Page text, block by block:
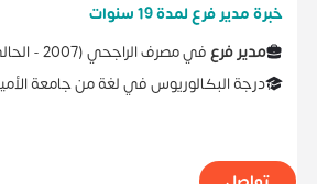
خبرة مدير فرع لمدة 19 سنوات
مدير فرعفيمصرف الراجحي(
2007 -
درجة البكالوريوسفيلغةمنجامعة